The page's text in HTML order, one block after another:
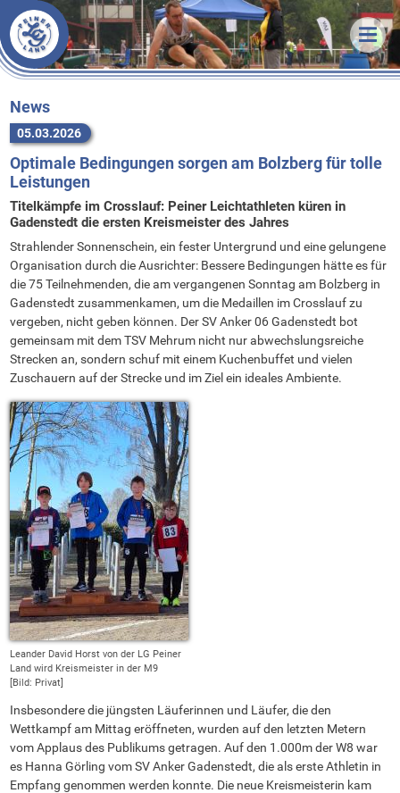
Veranstaltungen
Termine & Ergebnisse
Organisatorisches
News
Training
Sportstätten
Athleten
Stammvereine
Bekleidung
Unsere Arbeit
Mitgliedschaft
Sponsoren
Statistik
Bestenlisten
Rekorde
Links
FAQ
Kontakt
Anfahrt
News
05.03.2026
Optimale Bedingungen sorgen am Bolzberg für tolle
Leistungen
Titelkämpfe im Crosslauf: Peiner Leichtathleten küren in
Gadenstedt die ersten Kreismeister des Jahres
Strahlender Sonnenschein, ein fester Untergrund und eine gelungene
Organisation durch die Ausrichter: Bessere Bedingungen hätte es für
die 75 Teilnehmenden, die am vergangenen Sonntag am Bolzberg in
Gadenstedt zusammenkamen, um die Medaillen im Crosslauf zu
vergeben, nicht geben können. Der SV Anker 06 Gadenstedt bot
gemeinsam mit dem TSV Mehrum nicht nur abwechslungsreiche
Strecken an, sondern schuf mit einem Kuchenbuffet und vielen
Zuschauern auf der Strecke und im Ziel ein ideales Ambiente.
Leander David Horst von der LG Peiner
Land wird Kreismeister in der M9
[Bild: Privat]
Insbesondere die jüngsten Läuferinnen und Läufer, die den
Wettkampf am Mittag eröffneten, wurden auf den letzten Metern
vom Applaus des Publikums getragen. Auf den 1.000m der W8 war
es Hanna Görling vom SV Anker Gadenstedt, die als erste Athletin in
Empfang genommen werden konnte. Die neue Kreismeisterin kam